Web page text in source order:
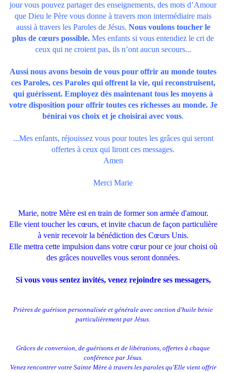
jour vous pouvez partager des enseignements, des mots d’Amour
que Dieu le Père vous donne à travers mon intermédiaire mais
aussi à travers les Paroles de Jésus. Nous voulons toucher le
plus de cœurs possible. Mes enfants si vous entendiez le cri de
ceux qui ne croient pas, ils n’ont aucun secours...
Aussi nous avons besoin de vous pour offrir au monde toutes
ces Paroles, ces Paroles qui offrent la vie, qui reconstruisent,
qui guérissent. Employez dès maintenant tous les moyens à
votre disposition pour offrir toutes ces richesses au monde. Je
bénirai vos choix et je choisirai avec vous.
...Mes enfants, réjouissez vous pour toutes les grâces qui seront
offertes à ceux qui liront ces messages.
Amen
Merci Marie
Marie, notre Mère est en train de former son armée d'amour.
Elle vient toucher les cœurs, et invite chacun de façon particulière
à venir recevoir la bénédiction des Cœurs Unis.
Elle mettra cette impulsion dans votre cœur pour ce jour choisi où
des grâces nouvelles vous seront données.
Si vous vous sentez invités, venez rejoindre ses messagers,
Prières de guérison personnalisée et générale avec onction d'huile bénie
particulièrement par Jésus.
Grâces de conversion, de guérisons et de libérations, offertes à chaque
conférence par Jésus.
Venez rencontrer votre Sainte Mère à travers les paroles qu'Elle vient offrir